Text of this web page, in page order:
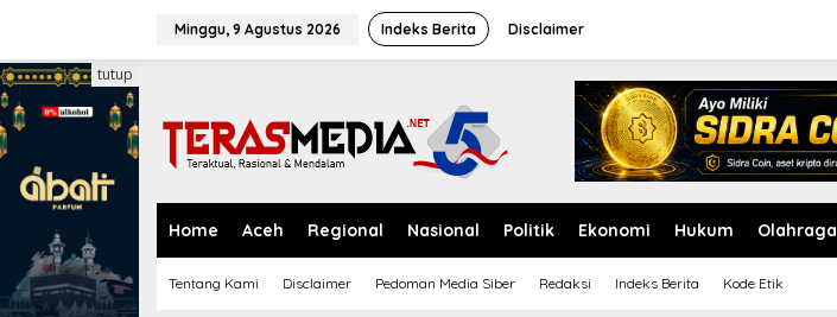
a
t
i
k
e
Minggu, 9 Agustus 2026 Indeks Berita Disclaimer
Home Aceh Regional Nasional Politik Ekonomi Hukum Olahraga
Tentang Kami Disclaimer Pedoman Media Siber Redaksi Indeks Berita Kode Etik
tutup